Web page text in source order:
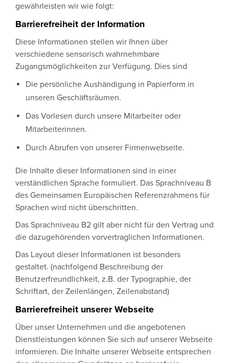
gewährleisten wir wie folgt:
Barrierefreiheit der Information
Diese Informationen stellen wir Ihnen über
verschiedene sensorisch wahrnehmbare
Zugangsmöglichkeiten zur Verfügung. Dies sind
Die persönliche Aushändigung in Papierform in
unseren Geschäftsräumen.
Das Vorlesen durch unsere Mitarbeiter oder
Mitarbeiterinnen.
Durch Abrufen von unserer Firmenwebseite.
Die Inhalte dieser Informationen sind in einer
verständlichen Sprache formuliert. Das Sprachniveau B
des Gemeinsamen Europäischen Referenzrahmens für
Sprachen wird nicht überschritten.
Das Sprachniveau B2 gilt aber nicht für den Vertrag und
die dazugehörenden vorvertraglichen Informationen.
Das Layout dieser Informationen ist besonders
gestaltet. (nachfolgend Beschreibung der
Benutzerfreundlichkeit, z.B. der Typographie, der
Schriftart, der Zeilenlängen, Zeilenabstand)
Barrierefreiheit unserer Webseite
Über unser Unternehmen und die angebotenen
Dienstleistungen können Sie sich auf unserer Webseite
informieren. Die Inhalte unserer Webseite entsprechen